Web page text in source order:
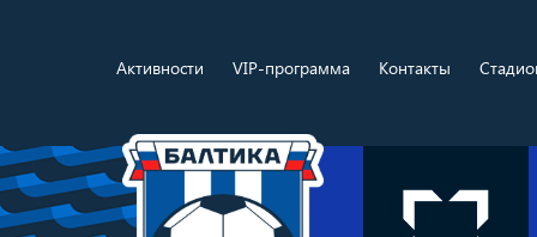
Активности VIP-программа Контакты